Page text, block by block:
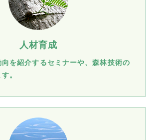
人材育成
を紹介するセミナーや、森林技術の
。